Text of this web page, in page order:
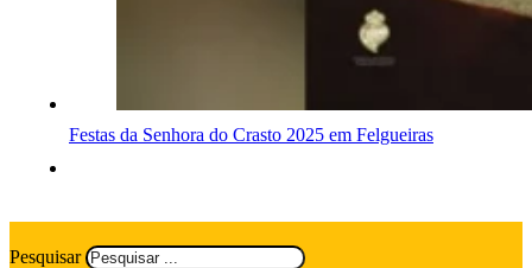
Festas da Senhora do Crasto 2025 em Felgueiras
Pesquisar